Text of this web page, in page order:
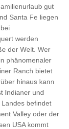
gut
Santa Fe liegen
werden
der Welt. Wer
phänomenaler
Ranch bietet
hinaus kann
Indianer und
befindet
Valley oder der
USA kommt